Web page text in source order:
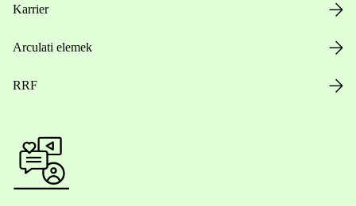
Karrier
Arculati elemek
RRF